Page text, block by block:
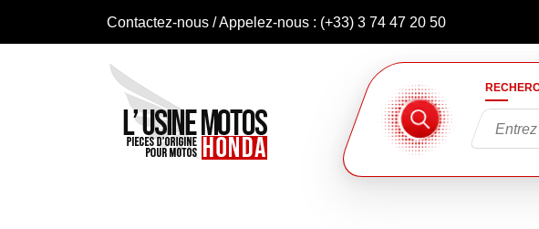
Contactez-nous / Appelez-nous : (+33) 3 74 47 20 50